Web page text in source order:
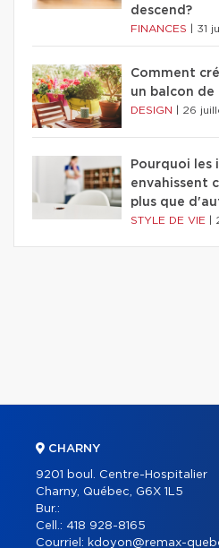
descend?
FINANCES 31
Comment
un balcon de
DESIGN 26
Pourquoi les
envahissent
plus que
STYLE DE VIE
CHARNY
9201 boul. Centre-Hospitalier
Charny, Québec, G6X 1L5
Bur.:
Cell.: 418 928-8165
Courriel: kdoyon@remax-